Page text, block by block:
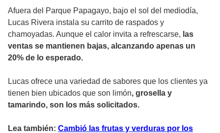
Afuera del Parque Papagayo, bajo el sol del mediodía,
Lucas Rivera instala su carrito de raspados y
chamoyadas. Aunque el calor invita a refrescarse, las
ventas se mantienen bajas, alcanzando apenas un
20% de lo esperado.
Lucas ofrece una variedad de sabores que los clientes ya
tienen bien ubicados que son limón, grosella y
tamarindo, son los más solicitados.
Lea también: Cambió las frutas y verduras por los